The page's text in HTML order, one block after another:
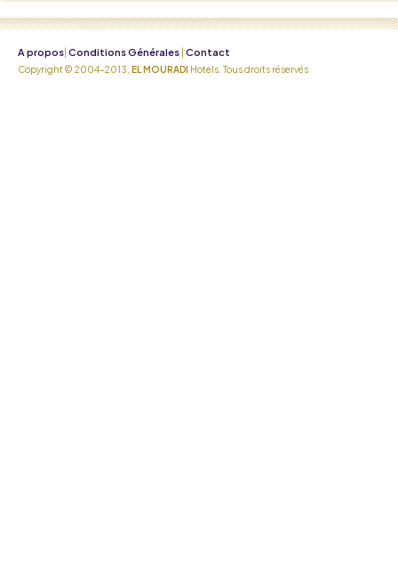
A propos Conditions Générales Contact
Copyright © 2004-2013, EL MOURADI Hotels. Tous droits réservés